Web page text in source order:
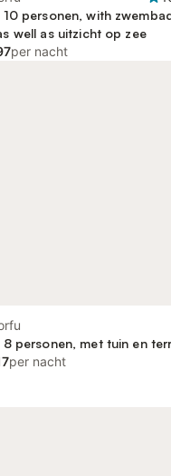
personen, with
well as uitzicht op zee
per nacht
personen, met tuin en
per nacht